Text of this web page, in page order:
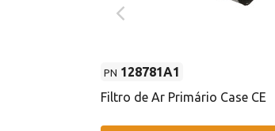
PN 128781A1
Filtro de Ar Primário Case CE